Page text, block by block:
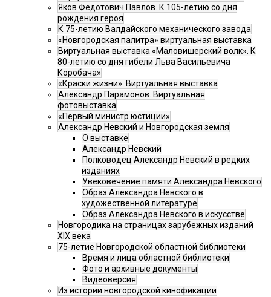
Яков Федотович Павлов. К 105-летию со дня
рождения героя
К 75-летию Валдайского механического завода
«Новгородская палитра» виртуальная выставка
Виртуальная выставка «Маловишерский волк». К
80-летию со дня гибели Льва Васильевича
Коробача»
«Краски жизни». Виртуальная выставка
Александр Парамонов. Виртуальная
фотовыставка
«Первый министр юстиции»
Александр Невский и Новгородская земля
О выставке
Александр Невский
Полководец Александр Невский в редких
изданиях
Увековечение памяти Александра Невского
Образ Александра Невского в
художественной литературе
Образ Александра Невского в искусстве
Новгородика на страницах зарубежных изданий
XIX века
75-летие Новгородской областной библиотеки
Время и лица областной библиотеки
Фото и архивные документы
Видеоверсия
Из истории новгородской кинофикации